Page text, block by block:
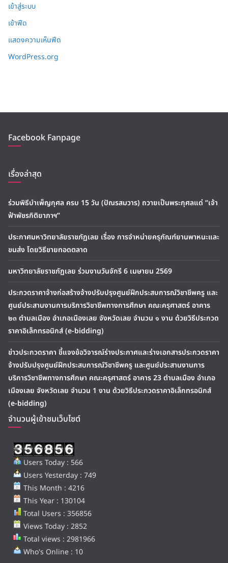
เข้าสู่ระบบ
เข้าฟีด
แสดงความเห็นฟีด
WordPress.org
Facebook Fanpage
เรื่องล่าสุด
ร่วมพิธีบำเพ็ญกุศล ครบ 15 วัน (ปัณรสมวาร) ถวายเป็นพระกุศลแด่ “เจ้า
ฟ้าพัชรกิติยาภาฯ”
ประกาศมหาวิทยาลัยราชภัฏเลย เรื่อง การจำหน่ายครุภัณฑ์ยานพาหนะและ
ขนส่ง โดยวิธีขายทอดตลาด
มหาวิทยาลัยราชภัฏเลย ร่วมงานวันจักรี 6 เมษายน 2569
ประกวดราคาจ้างก่อสร้างจ้างปรับปรุงศูนย์ฝึกประสบการณ์วิชาชีพครู และ
ศูนย์ประสานงานการบริการวิชาชีพทางการศึกษา คณะครุศาสตร์ อาคาร
๒๓ ตำบลเมือง อำเภอเมืองเลย จังหวัดเลย จำนวน ๑ งาน ด้วยวิธีประกวด
ราคาอิเล็กทรอนิกส์ (e-bidding)
ข่าวประกวดราคา ชี้แจงข้อวิจารณ์ร่างประกาศและร่างเอกสารประกวดราคา
จ้างปรับปรุงศูนย์ฝึกประสบการณ์วิชาชีพครู และศูนย์ประสานงานการ
บริการวิชาชีพทางการศึกษา คณะครุศาสตร์ อาคาร 23 ตำบลเมือง อำเภอ
เมืองเลย จังหวัดเลย จำนวน 1 งาน ด้วยวิธีประกวดราคาอิเล็กทรอนิกส์
(e-bidding)
จำนวนผู้เข้าชมเว็บไซต์
Users Today : 566
Users Yesterday : 749
This Month : 4216
This Year : 130104
Total Users : 356856
Views Today : 2852
Total views : 2981966
Who's Online : 10